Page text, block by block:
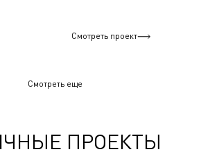
Смотреть проект
Смотреть еще
ПРОЕКТЫ